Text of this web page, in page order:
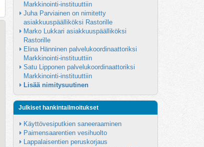
Markkinointi-instituuttiin
Juha Parviainen on nimitetty
asiakkuuspäälliköksi Rastorille
Marko Lukkari asiakkuuspäälliköksi
Rastorille
Elina Hänninen palvelukoordinaattoriksi
Markkinointi-instituuttiin
Satu Lipponen palvelukoordinaattoriksi
Markkinointi-instituuttiin
Lisää nimitysuutinen
Julkiset hankintailmoitukset
Käyttövesiputkien saneeraaminen
Paimensaarentien vesihuolto
Lappalaisentien peruskorjaus